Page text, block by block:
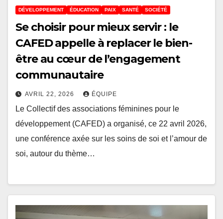
DÉVELOPPEMENT ÉDUCATION PAIX SANTÉ SOCIÉTÉ
Se choisir pour mieux servir : le
CAFED appelle à replacer le bien-
être au cœur de l’engagement
communautaire
AVRIL 22, 2026 ÉQUIPE
Le Collectif des associations féminines pour le
développement (CAFED) a organisé, ce 22 avril 2026,
une conférence axée sur les soins de soi et l’amour de
soi, autour du thème…